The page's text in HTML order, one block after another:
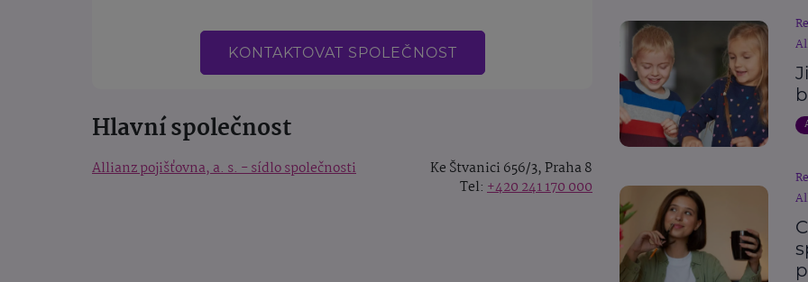
KONTAKTOVAT SPOLEČNOST
Hlavní společnost
Allianz pojišťovna, a. s. - sídlo společnosti
Ke Štvanici 656/3, Praha 8
Tel: +420 241 170 000